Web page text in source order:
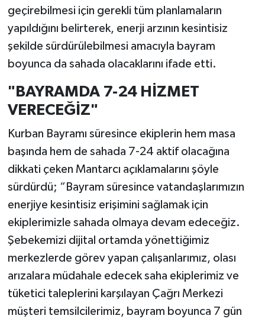
geçirebilmesi için gerekli tüm planlamaların
yapıldığını belirterek, enerji arzının kesintisiz
şekilde sürdürülebilmesi amacıyla bayram
boyunca da sahada olacaklarını ifade etti.
"BAYRAMDA 7-24 HİZMET
VERECEĞİZ"
Kurban Bayramı süresince ekiplerin hem masa
başında hem de sahada 7-24 aktif olacağına
dikkati çeken Mantarcı açıklamalarını şöyle
sürdürdü; “Bayram süresince vatandaşlarımızın
enerjiye kesintisiz erişimini sağlamak için
ekiplerimizle sahada olmaya devam edeceğiz.
Şebekemizi dijital ortamda yönettiğimiz
merkezlerde görev yapan çalışanlarımız, olası
arızalara müdahale edecek saha ekiplerimiz ve
tüketici taleplerini karşılayan Çağrı Merkezi
müşteri temsilcilerimiz, bayram boyunca 7 gün